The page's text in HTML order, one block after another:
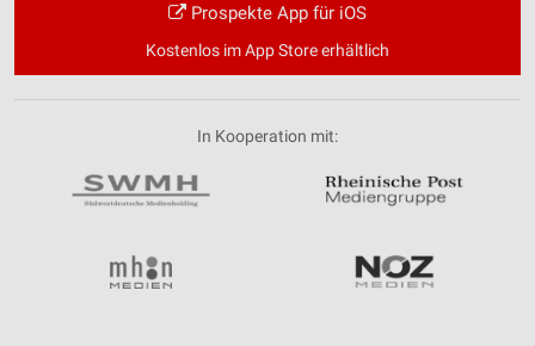
Prospekte App für iOS
Kostenlos im App Store erhältlich
In Kooperation mit: